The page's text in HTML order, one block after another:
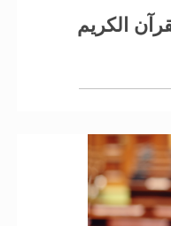
الكريم